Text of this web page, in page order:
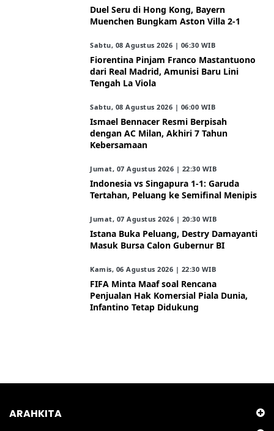
Duel Seru di Hong Kong, Bayern
Muenchen Bungkam Aston Villa 2-1
Sabtu, 08 Agustus 2026 | 06:30 WIB
Fiorentina Pinjam Franco Mastantuono
dari Real Madrid, Amunisi Baru Lini
Tengah La Viola
Sabtu, 08 Agustus 2026 | 06:00 WIB
Ismael Bennacer Resmi Berpisah
dengan AC Milan, Akhiri 7 Tahun
Kebersamaan
Jumat, 07 Agustus 2026 | 22:30 WIB
Indonesia vs Singapura 1-1: Garuda
Tertahan, Peluang ke Semifinal Menipis
Jumat, 07 Agustus 2026 | 20:30 WIB
Istana Buka Peluang, Destry Damayanti
Masuk Bursa Calon Gubernur BI
Kamis, 06 Agustus 2026 | 22:30 WIB
FIFA Minta Maaf soal Rencana
Penjualan Hak Komersial Piala Dunia,
Infantino Tetap Didukung
ARAHKITA